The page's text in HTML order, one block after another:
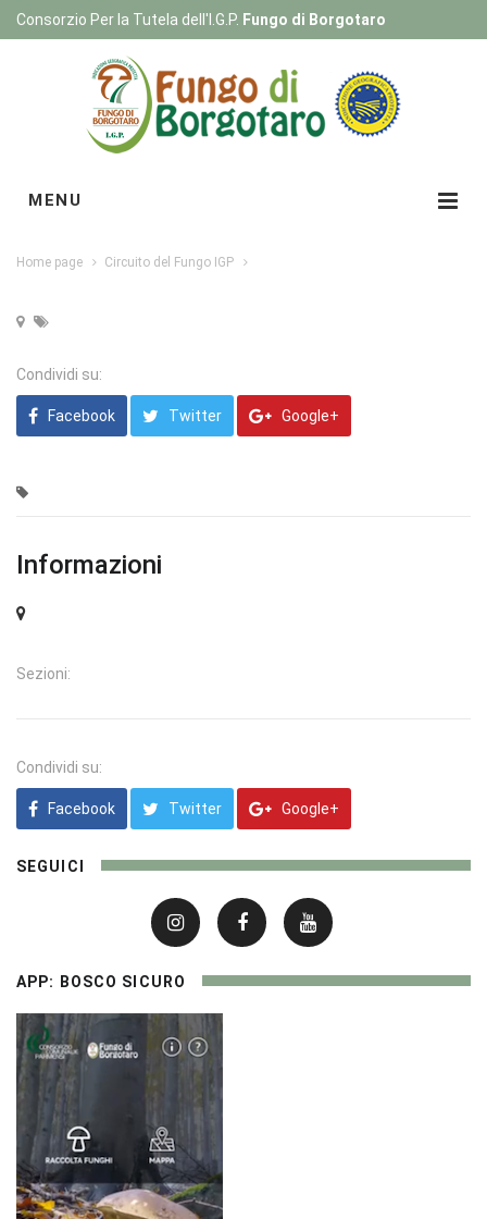
Consorzio Per la Tutela dell'I.G.P. Fungo di Borgotaro
MENU
Home page Circuito del Fungo IGP
Condividi su:
Facebook Twitter Google+
Informazioni
Sezioni:
Condividi su:
Facebook Twitter Google+
SEGUICI
APP: BOSCO SICURO